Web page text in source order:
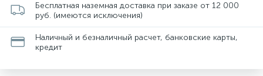
Бесплатная наземная доставка при заказе от 12 000
руб. (имеются исключения)
Наличный и безналичный расчет, банковские карты,
кредит